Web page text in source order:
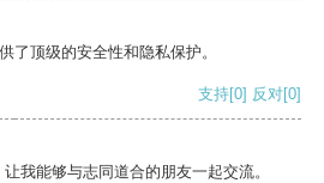
了顶级的安全性和隐私保护。
支持[0] 反对[0]
我能够与志同道合的朋友一起交流。